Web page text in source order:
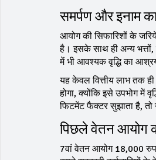
समर्पण और इनाम
आयोग की सिफारिशों के
है। इसके साथ ही अन्य
में भी आवश्यक वृद्धि का
यह केवल वित्तीय लाभ तक
होगा, क्योंकि इसे उपभोग में
फिटमेंट फैक्टर सुझाता है, तो
पिछले वेतन आयोग
7वां वेतन आयोग 18,000